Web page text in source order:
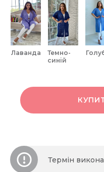
лаванда
темно-
синій
Термін